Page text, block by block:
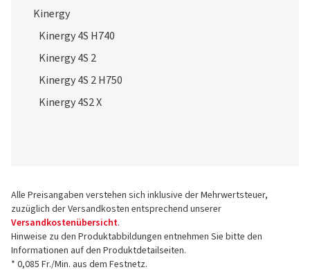
Kinergy
Kinergy 4S H740
Kinergy 4S 2
Kinergy 4S 2 H750
Kinergy 4S2 X
Alle Preisangaben verstehen sich inklusive der Mehrwertsteuer,
zuzüglich der Versandkosten entsprechend unserer
Versandkostenübersicht.
Hinweise zu den Produktabbildungen entnehmen Sie bitte den
Informationen auf den Produktdetailseiten.
* 0,085 Fr./Min. aus dem Festnetz.